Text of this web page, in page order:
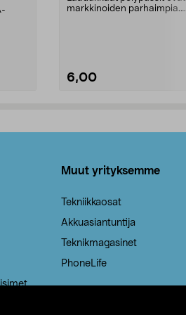
markkinoiden parhaimpia.
6,00
Muut yrityksemme
Tekniikkaosat
Akkuasiantuntija
Teknikmagasinet
PhoneLife